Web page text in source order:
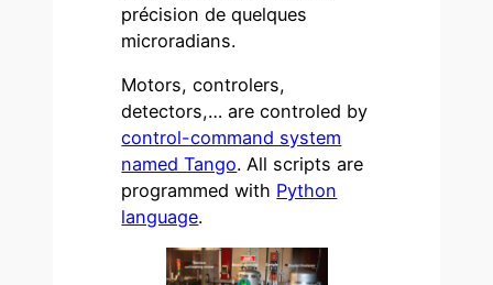
précision de quelques
microradians.
Motors, controlers,
detectors,… are controled by
control-command system
named Tango. All scripts are
programmed with Python
language.